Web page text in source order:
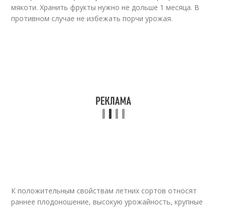
мякоти. Хранить фрукты нужно не дольше 1 месяца. В
противном случае не избежать порчи урожая.
К положительным свойствам летних сортов относят
раннее плодоношение, высокую урожайность, крупные